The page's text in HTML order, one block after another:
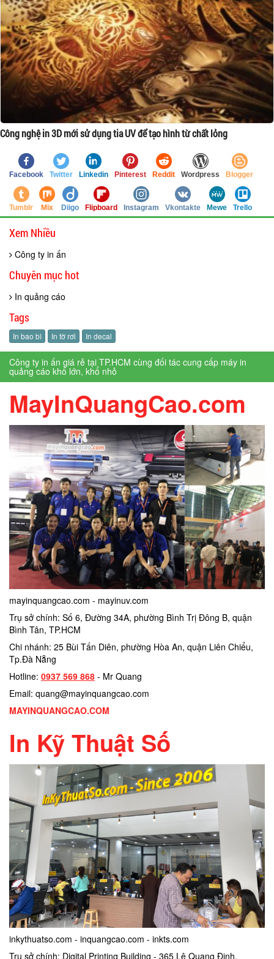
Công nghệ in 3D mới sử dụng tia UV để tạo hình từ chất lỏng
Facebook Twitter Linkedin Pinterest Reddit Wordpress Blogger
Tumblr Mix Diigo Flipboard Instagram Vkontakte Mewe Trello
Xem Nhiều
Công ty in ấn
Chuyên mục hot
In quảng cáo
Tags
In bao bì In tờ rơi In decal
Công ty in ấn giá rẻ tại TP.HCM cùng đối tác cung cấp máy in
quảng cáo khổ lớn, khổ nhỏ
MayInQuangCao.com
mayinquangcao.com - mayinuv.com
Trụ sở chính: Số 6, Đường 34A, phường Bình Trị Đông B, quận
Bình Tân, TP.HCM
Chi nhánh: 25 Bùi Tấn Diên, phường Hòa An, quận Liên Chiểu,
Tp.Đà Nẵng
Hotline: 0937 569 868 - Mr Quang
Email: quang@mayinquangcao.com
MAYINQUANGCAO.COM
In Kỹ Thuật Số
inkythuatso.com - inquangcao.com - inkts.com
Trụ sở chính: Digital Printing Building - 365 Lê Quang Định,